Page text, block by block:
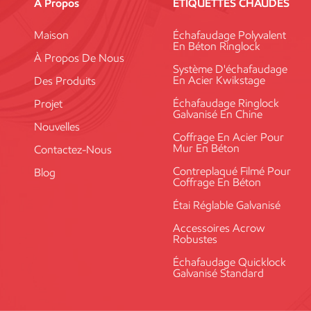
contreplaqué : Résistance à
ou les zones très humides. Exigences
des applications de charges sont
le contreplaqué de bois dur offre
de types, offre une solution pour
Comprendre les caractéristiques
contreplaqué permet de prendre des
votre projet. Que vous ayez besoin
lisse, il existe un type de
les cinq qualités de contreplaqué ? Il
contreplaqué de la plus basse qualité
présenter des nœuds visibles, des
de contreplaqué le plus cher ? Le
Contre-plaqué --WIKIPÉDIA
- YOUTUBE Quelle est la taille du
À Propos
Maison
À Propos De Nous
Des Produits
Projet
Nouvelles
Contactez-Nous
Blog
ÉTIQUETTES CHAUDES
Échafaudage Polyvalent
En Béton Ringlock
Système D'échafaudage
En Acier Kwikstage
Échafaudage Ringlock
Galvanisé En Chine
Coffrage En Acier Pour
Mur En Béton
Contreplaqué Filmé Pour
Coffrage En Béton
Étai Réglable Galvanisé
Accessoires Acrow
Robustes
Échafaudage Quicklock
Galvanisé Standard